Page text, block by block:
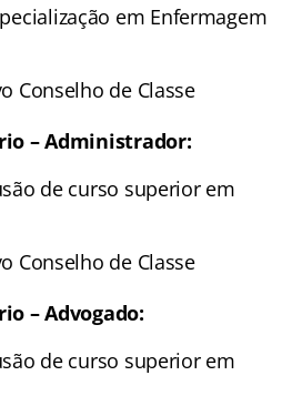
em Enfermagem
Conselho de Classe
– Administrador:
de curso superior em
Conselho de Classe
– Advogado:
de curso superior em